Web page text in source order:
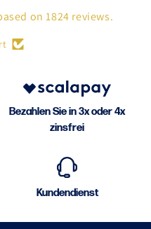
on 1824 reviews.
Bezahlen Sie in 3x oder 4x
zinsfrei
Kundendienst